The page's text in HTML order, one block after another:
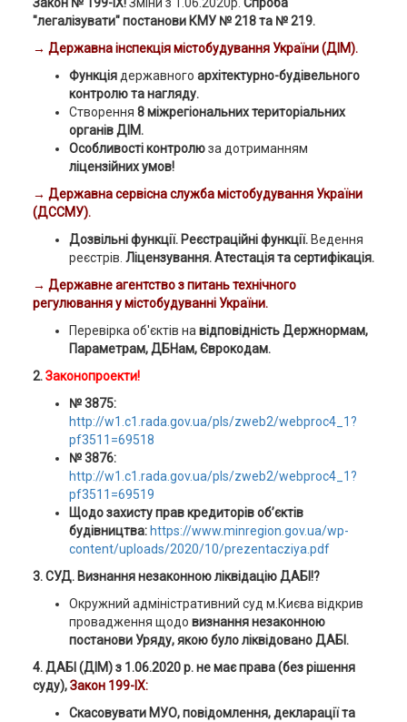
Закон № 199-ІХ!Зміни з 1.06.2020р. Спроба
"легалізувати" постанови КМУ № 218 та № 219.
→ Державна інспекція містобудування України (ДІМ).
Функціядержавного архітектурно-будівельного
контролю та нагляду.
Створення 8 міжрегіональних територіальних
органів ДІМ.
Особливості контролюза дотриманням
ліцензійних умов!
→ Державна сервісна служба містобудування України
(ДССМУ).
Дозвільні функції. Реєстраційні функції. Ведення
реєстрів. Ліцензування. Атестація та сертифікація.
→ Державне агентство з питань технічного
регулювання у містобудуванні України.
Перевірка об'єктів навідповідність Держнормам,
Параметрам, ДБНам, Єврокодам.
2.Законопроекти!
№ 3875:
http://w1.c1.rada.gov.ua/pls/zweb2/webproc4_1?
pf3511=69518
№ 3876:
http://w1.c1.rada.gov.ua/pls/zweb2/webproc4_1?
pf3511=69519
Щодо захисту прав кредиторів об’єктів
будівництва: https://www.minregion.gov.ua/wp-
content/uploads/2020/10/prezentacziya.pdf
3. СУД. Визнання незаконною ліквідацію ДАБІ!?
Окружний адміністративний суд м.Києва відкрив
провадження щодо визнання незаконною
постанови Уряду, якою було ліквідовано ДАБІ.
4. ДАБІ (ДІМ) з 1.06.2020 р. не має права (без рішення
суду),Закон 199-ІХ:
Скасовувати МУО, повідомлення, декларації та